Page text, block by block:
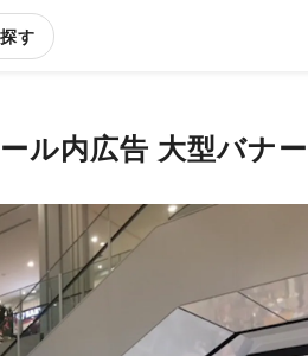
す
ル内広告 大型バナー